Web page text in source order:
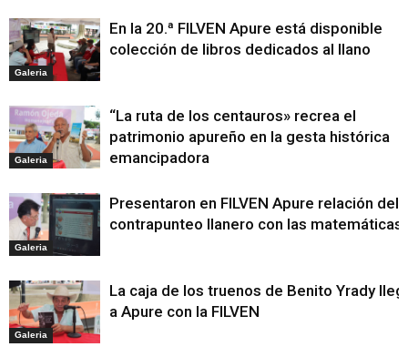
Galeria
En la 20.ª FILVEN Apure está disponible
colección de libros dedicados al llano
Galeria
“La ruta de los centauros» recrea el
patrimonio apureño en la gesta histórica
emancipadora
Galeria
Presentaron en FILVEN Apure relación del
contrapunteo llanero con las matemáticas
Galeria
La caja de los truenos de Benito Yrady
a Apure con la FILVEN